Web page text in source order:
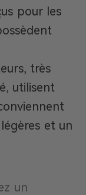
pour les
très
utilisent
et un
un